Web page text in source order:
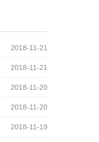
2018-11-21
2018-11-21
2018-11-20
2018-11-20
2018-11-19